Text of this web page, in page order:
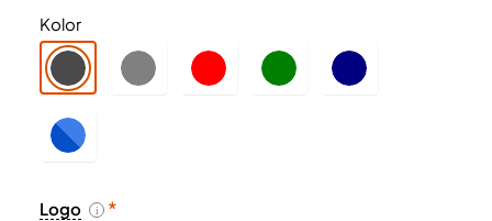
Kolor
Logo i